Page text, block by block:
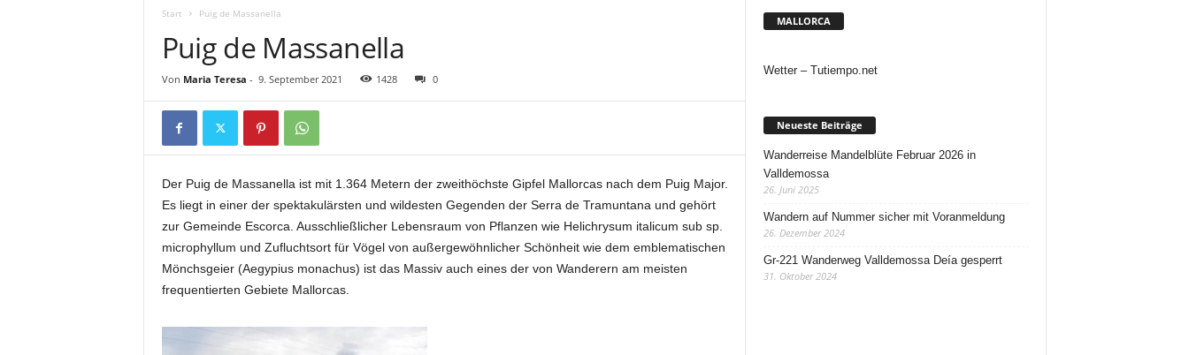
Start Puig de Massanella
Puig de Massanella
Von Maria Teresa - 9. September 2021 1428 0
Der Puig de Massanella ist mit 1.364 Metern der zweithöchste Gipfel Mallorcas nach dem Puig Major.
Es liegt in einer der spektakulärsten und wildesten Gegenden der Serra de Tramuntana und gehört
zur Gemeinde Escorca. Ausschließlicher Lebensraum von Pflanzen wie Helichrysum italicum sub sp.
microphyllum und Zufluchtsort für Vögel von außergewöhnlicher Schönheit wie dem emblematischen
Mönchsgeier (Aegypius monachus) ist das Massiv auch eines der von Wanderern am meisten
frequentierten Gebiete Mallorcas.
MALLORCA
Wetter – Tutiempo.net
Neueste Beiträge
Wanderreise Mandelblüte Februar 2026 in
Valldemossa
26. Juni 2025
Wandern auf Nummer sicher mit Voranmeldung
26. Dezember 2024
Gr-221 Wanderweg Valldemossa Deía gesperrt
31. Oktober 2024